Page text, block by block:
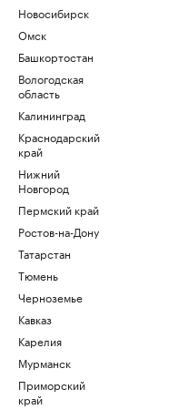
Новосибирск
Омск
Башкортостан
Вологодская
область
Калининград
Краснодарский
край
Нижний
Новгород
Пермский край
Ростов-на-Дону
Татарстан
Тюмень
Черноземье
Кавказ
Карелия
Мурманск
Приморский
край